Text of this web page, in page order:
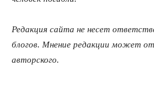
Редакция сайта не несет
блогов. Мнение редакции может
авторского.